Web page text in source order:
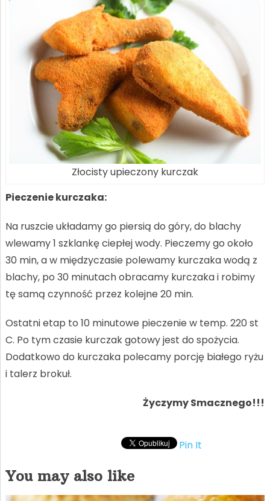
Złocisty upieczony kurczak
Pieczenie kurczaka:
Na ruszcie układamy go piersią do góry, do blachy
wlewamy 1 szklankę ciepłej wody. Pieczemy go około
30 min, a w międzyczasie polewamy kurczaka wodą z
blachy, po 30 minutach obracamy kurczaka i robimy
tę samą czynność przez kolejne 20 min.
Ostatni etap to 10 minutowe pieczenie w temp. 220 st
C. Po tym czasie kurczak gotowy jest do spożycia.
Dodatkowo do kurczaka polecamy porcję białego ryżu
i talerz brokuł.
Życzymy Smacznego!!!
Pin It
You may also like